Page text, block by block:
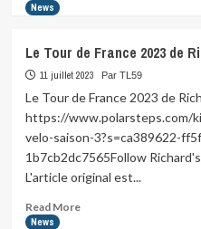
Event
Paris
2023…
3
charmantes
jeunes
filles…
News
Le Tour de France 2023 de
11 juillet 2023 Par TL59
Le Tour de France 2023 de
https://www.polarsteps.com/
velo-saison-3?s=ca389622-
1b7cb2dc7565Follow
L'article original est...
Read MoreRead
News